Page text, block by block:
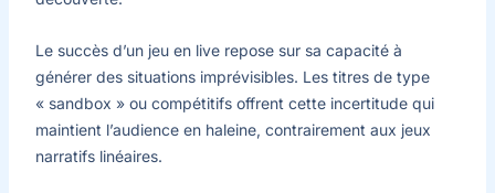
Le succès d’un jeu en live repose sur sa capacité à
générer des situations imprévisibles. Les titres de type
« sandbox » ou compétitifs offrent cette incertitude qui
maintient l’audience en haleine, contrairement aux jeux
narratifs linéaires.